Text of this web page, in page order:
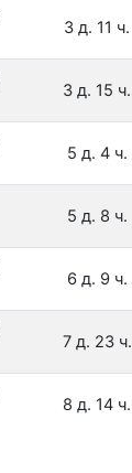
3 д. 11 ч.
3 д. 15 ч.
5 д. 4 ч.
5 д. 8 ч.
6 д. 9 ч.
7 д. 23 ч.
8 д. 14 ч.